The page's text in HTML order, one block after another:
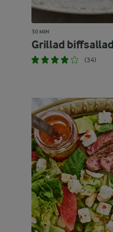
30 MIN
Grillad biffsallad
(34)